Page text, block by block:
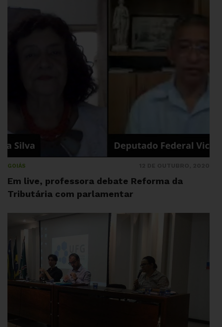
GOIÁS
Em live, professora debate Reforma da
Tributária com parlamentar